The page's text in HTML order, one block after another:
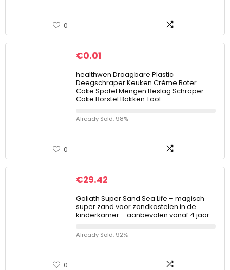
0
€0.01
healthwen Draagbare Plastic
Deegschraper Keuken Crème Boter
Cake Spatel Mengen Beslag Schraper
Cake Borstel Bakken Tool…
Already Sold: 98%
0
€29.42
Goliath Super Sand Sea Life – magisch
super zand voor zandkastelen in de
kinderkamer – aanbevolen vanaf 4 jaar
Already Sold: 92%
0